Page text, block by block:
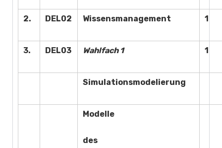
2. DEL02 Wissensmanagement 1
3. DEL03 Wahlfach 1 1
Simulationsmodelierung
Modelle
des